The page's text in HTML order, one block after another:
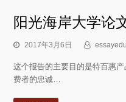
阳光海岸大学论
2017年3月6日
这个报告的主要目的是特百惠
费者的忠诚…